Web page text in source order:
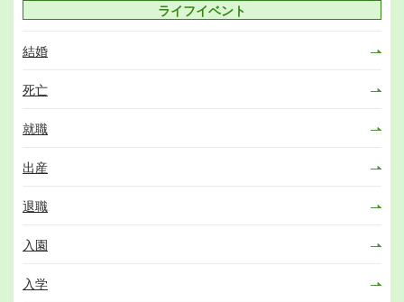
ライフイベント
結婚
死亡
就職
出産
退職
入園
入学